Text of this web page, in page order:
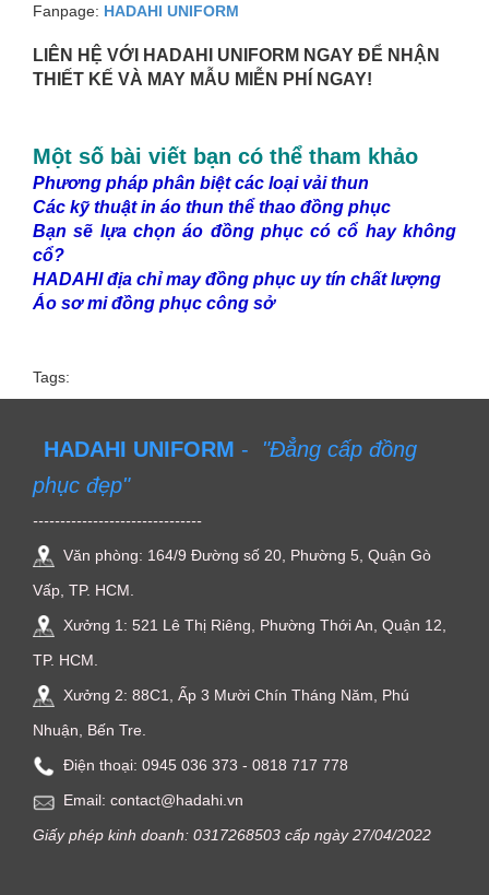
Fanpage: HADAHI UNIFORM
LIÊN HỆ VỚI HADAHI UNIFORM NGAY ĐỂ NHẬN
THIẾT KẾ VÀ MAY MẪU MIỄN PHÍ NGAY!
Một số bài viết bạn có thể tham khảo
Phương pháp phân biệt các loại vải thun
Các kỹ thuật in áo thun thể thao đồng phục
Bạn sẽ lựa chọn áo đồng phục có cổ hay không
cổ?
HADAHI địa chỉ may đồng phục uy tín chất lượng
Áo sơ mi đồng phục công sở
Tags:
HADAHI UNIFORM - "Đẳng cấp đồng
phục đẹp"
-------------------------------
Văn phòng: 164/9 Đường số 20, Phường 5, Quận Gò
Vấp, TP. HCM.
Xưởng 1: 521 Lê Thị Riêng, Phường Thới An, Quận 12,
TP. HCM.
Xưởng 2: 88C1, Ấp 3 Mười Chín Tháng Năm, Phú
Nhuận, Bến Tre.
Điện thoại: ‭0945 036 373‬ - 0818 717 778
Email: contact@hadahi.vn
Giấy phép kinh doanh: 0317268503 cấp ngày 27/04/2022